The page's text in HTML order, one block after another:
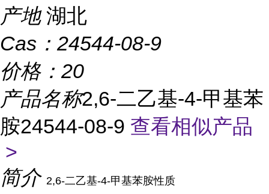
产地 湖北
Cas： 24544-08-9
价格： 20
产品名称2,6-二乙基-4-甲基苯
胺24544-08-9 查看相似产品
>
简介 2,6-二乙基-4-甲基苯胺性质